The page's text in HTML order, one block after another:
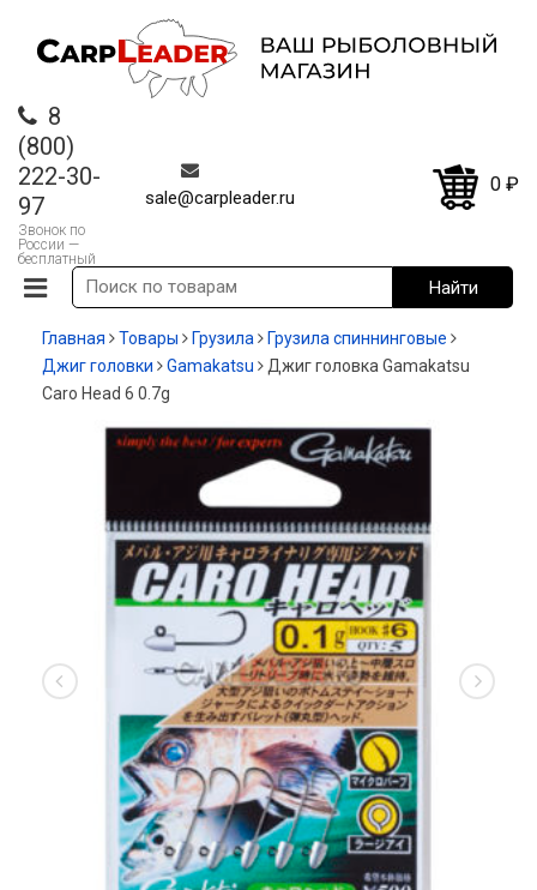
8
(800)
222-30-
97
Звонок по
России —
бесплатный
sale@carpleader.ru
0 ₽
Главная Товары Грузила
Грузила спиннинговые
Джиг головки
Gamakatsu
Джиг головка Gamakatsu
Caro Head 6 0.7g